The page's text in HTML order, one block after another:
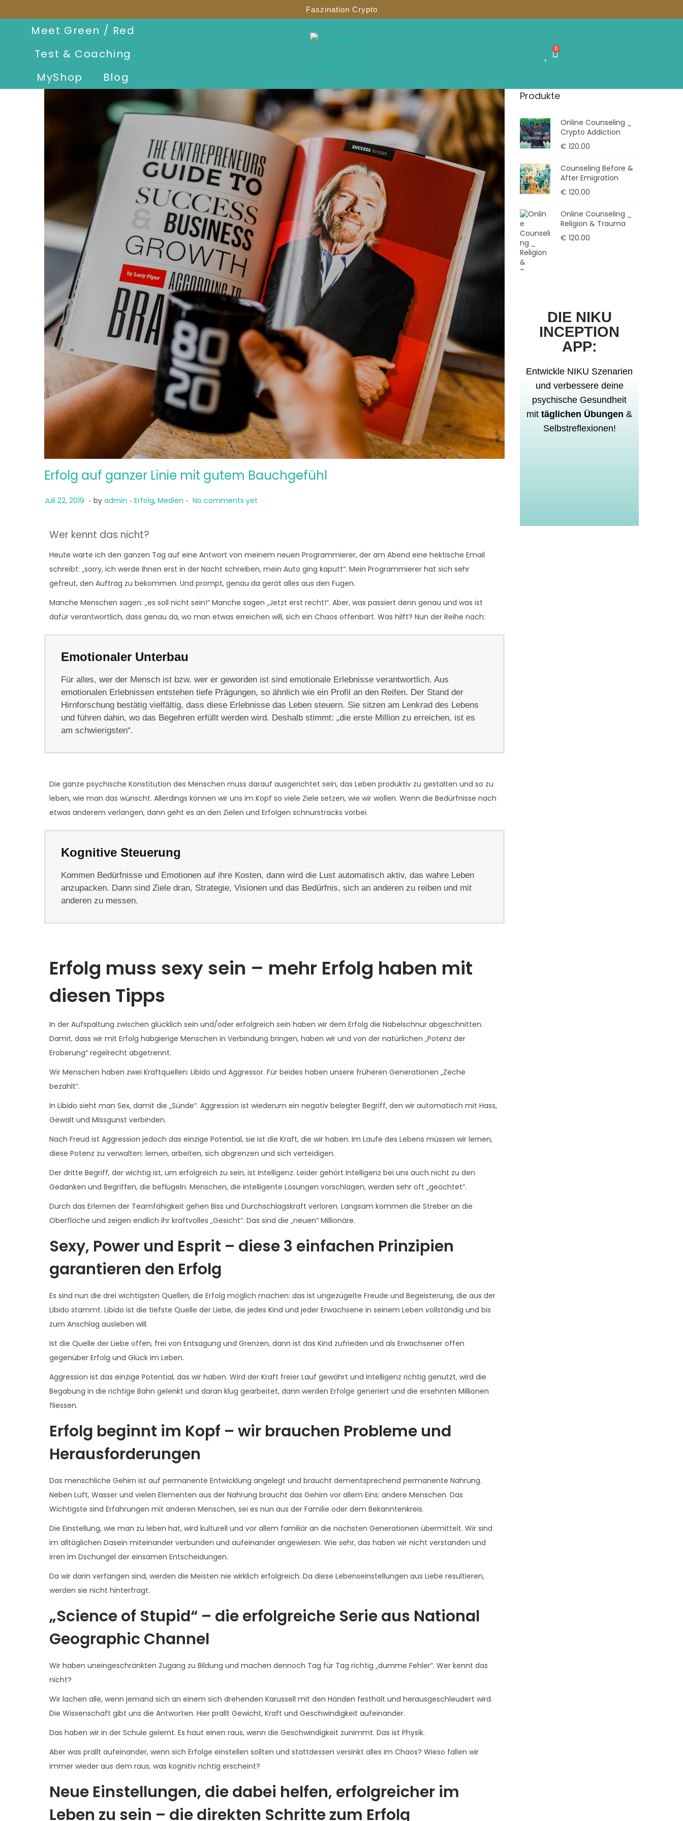
Faszination Crypto
Meet Green / Red
Test & Coaching
MyShop
Blog
0
Erfolg auf ganzer Linie mit gutem Bauchgefühl
P
Juli 22, 2019 J
6
,
2
0
2
. by admin . P
t
e
d
i
Erfolg, Medien . No comments yet
Wer kennt das nicht?
Heute warte ich den ganzen Tag auf eine Antwort von meinem neuen Programmierer, der am Abend eine hektische Email
schreibt: „sorry, ich werde Ihnen erst in der Nacht schreiben, mein Auto ging kaputt“. Mein Programmierer hat sich sehr
gefreut, den Auftrag zu bekommen. Und prompt, genau da gerät alles aus den Fugen.
Manche Menschen sagen: „es soll nicht sein!“ Manche sagen „Jetzt erst recht!“. Aber, was passiert denn genau und was ist
dafür verantwortlich, dass genau da, wo man etwas erreichen will, sich ein Chaos offenbart. Was hilft? Nun der Reihe nach:
Emotionaler Unterbau
Für alles, wer der Mensch ist bzw. wer er geworden ist sind emotionale Erlebnisse verantwortlich. Aus
emotionalen Erlebnissen entstehen tiefe Prägungen, so ähnlich wie ein Profil an den Reifen. Der Stand der
Hirnforschung bestätig vielfältig, dass diese Erlebnisse das Leben steuern. Sie sitzen am Lenkrad des Lebens
und führen dahin, wo das Begehren erfüllt werden wird. Deshalb stimmt: „die erste Million zu erreichen, ist es
am schwierigsten“.
Die ganze psychische Konstitution des Menschen muss darauf ausgerichtet sein, das Leben produktiv zu gestalten und so zu
leben, wie man das wünscht. Allerdings können wir uns im Kopf so viele Ziele setzen, wie wir wollen. Wenn die Bedürfnisse nach
etwas anderem verlangen, dann geht es an den Zielen und Erfolgen schnurstracks vorbei.
Kognitive Steuerung
Kommen Bedürfnisse und Emotionen auf ihre Kosten, dann wird die Lust automatisch aktiv, das wahre Leben
anzupacken. Dann sind Ziele dran, Strategie, Visionen und das Bedürfnis, sich an anderen zu reiben und mit
anderen zu messen.
Erfolg muss sexy sein – mehr Erfolg haben mit
diesen Tipps
In der Aufspaltung zwischen glücklich sein und/oder erfolgreich sein haben wir dem Erfolg die Nabelschnur abgeschnitten.
Damit, dass wir mit Erfolg habgierige Menschen in Verbindung bringen, haben wir und von der natürlichen „Potenz der
Eroberung“ regelrecht abgetrennt.
Wir Menschen haben zwei Kraftquellen: Libido und Aggressor. Für beides haben unsere früheren Generationen „Zeche
bezahlt“.
In Libido sieht man Sex, damit die „Sünde“. Aggression ist wiederum ein negativ belegter Begriff, den wir automatisch mit Hass,
Gewalt und Missgunst verbinden.
Nach Freud ist Aggression jedoch das einzige Potential, sie ist die Kraft, die wir haben. Im Laufe des Lebens müssen wir lernen,
diese Potenz zu verwalten: lernen, arbeiten, sich abgrenzen und sich verteidigen.
Der dritte Begriff, der wichtig ist, um erfolgreich zu sein, ist Intelligenz. Leider gehört Intelligenz bei uns auch nicht zu den
Gedanken und Begriffen, die beflügeln. Menschen, die intelligente Lösungen vorschlagen, werden sehr oft „geächtet“.
Durch das Erlernen der Teamfähigkeit gehen Biss und Durchschlagskraft verloren. Langsam kommen die Streber an die
Oberfläche und zeigen endlich ihr kraftvolles „Gesicht“. Das sind die „neuen“ Millionäre.
Sexy, Power und Esprit – diese 3 einfachen Prinzipien
garantieren den Erfolg
Es sind nun die drei wichtigsten Quellen, die Erfolg möglich machen: das ist ungezügelte Freude und Begeisterung, die aus der
Libido stammt. Libido ist die tiefste Quelle der Liebe, die jedes Kind und jeder Erwachsene in seinem Leben vollständig und bis
zum Anschlag ausleben will.
Ist die Quelle der Liebe offen, frei von Entsagung und Grenzen, dann ist das Kind zufrieden und als Erwachsener offen
gegenüber Erfolg und Glück im Leben.
Aggression ist das einzige Potential, das wir haben. Wird der Kraft freier Lauf gewährt und Intelligenz richtig genutzt, wird die
Begabung in die richtige Bahn gelenkt und daran klug gearbeitet, dann werden Erfolge generiert und die ersehnten Millionen
fliessen.
Erfolg beginnt im Kopf – wir brauchen Probleme und
Herausforderungen
Das menschliche Gehirn ist auf permanente Entwicklung angelegt und braucht dementsprechend permanente Nahrung.
Neben Luft, Wasser und vielen Elementen aus der Nahrung braucht das Gehirn vor allem Eins: andere Menschen. Das
Wichtigste sind Erfahrungen mit anderen Menschen, sei es nun aus der Familie oder dem Bekanntenkreis.
Die Einstellung, wie man zu leben hat, wird kulturell und vor allem familiär an die nächsten Generationen übermittelt. Wir sind
im alltäglichen Dasein miteinander verbunden und aufeinander angewiesen. Wie sehr, das haben wir nicht verstanden und
irren im Dschungel der einsamen Entscheidungen.
Da wir darin verfangen sind, werden die Meisten nie wirklich erfolgreich. Da diese Lebenseinstellungen aus Liebe resultieren,
werden sie nicht hinterfragt.
„Science of Stupid“ – die erfolgreiche Serie aus National
Geographic Channel
Wir haben uneingeschränkten Zugang zu Bildung und machen dennoch Tag für Tag richtig „dumme Fehler“. Wer kennt das
nicht?
Wir lachen alle, wenn jemand sich an einem sich drehenden Karussell mit den Händen festhält und herausgeschleudert wird.
Die Wissenschaft gibt uns die Antworten. Hier prallt Gewicht, Kraft und Geschwindigkeit aufeinander.
Das haben wir in der Schule gelernt. Es haut einen raus, wenn die Geschwindigkeit zunimmt. Das ist Physik.
Aber was prallt aufeinander, wenn sich Erfolge einstellen sollten und stattdessen versinkt alles im Chaos? Wieso fallen wir
immer wieder aus dem raus, was kognitiv richtig erscheint?
Neue Einstellungen, die dabei helfen, erfolgreicher im
Leben zu sein – die direkten Schritte zum Erfolg
Produkte
Online Counseling _
Crypto Addiction
€ 120.00
Counseling Before &
After Emigration
€ 120.00
Online Counseling _
Religion & Trauma
€ 120.00
DIE NIKU
INCEPTION
APP:
Entwickle NIKU Szenarien
und verbessere deine
psychische Gesundheit
mit täglichen Übungen &
Selbstreflexionen!